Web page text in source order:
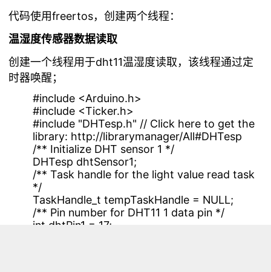
代码使用freertos，创建两个线程：
温湿度传感器数据读取
创建一个线程用于dht11温湿度读取，该线程通过定
时器唤醒；
#include <Arduino.h>
#include <Ticker.h>
#include "DHTesp.h" // Click here to get the
library: http://librarymanager/All#DHTesp
/** Initialize DHT sensor 1 */
DHTesp dhtSensor1;
/** Task handle for the light value read task
*/
TaskHandle_t tempTaskHandle = NULL;
/** Pin number for DHT11 1 data pin */
int dhtPin1 = 17;